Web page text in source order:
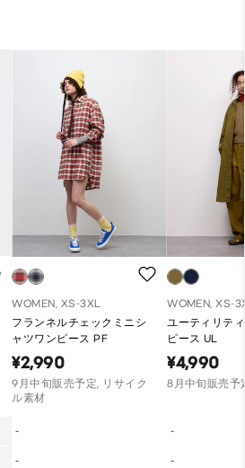
WOMEN, XS-3XL
フランネルチェックミニシ
ャツワンピース PF
¥2,990
9月中旬販売予定, リサイク
ル素材
-
-
WOMEN, XS-
ユーティリテ
ピース UL
¥4,990
8月中旬販売予
-
-